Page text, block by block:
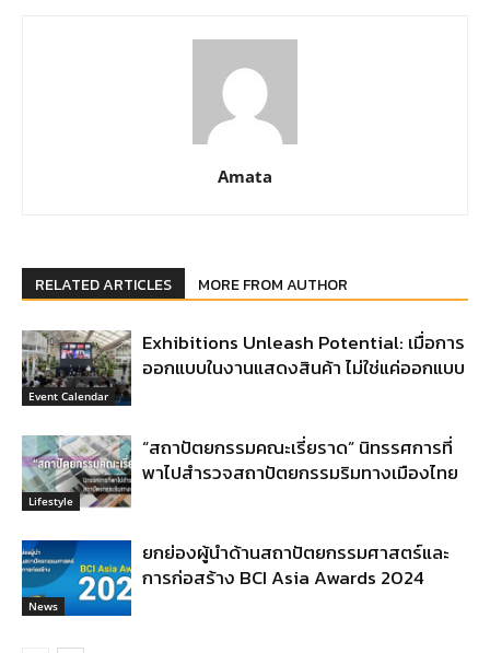
Amata
RELATED ARTICLES MORE FROM AUTHOR
Event Calendar
Exhibitions Unleash Potential: เมื่อการ
ออกแบบในงานแสดงสินค้า ไม่ใช่แค่ออกแบบ
Lifestyle
“สถาปัตยกรรมคณะเรี่ยราด” นิทรรศการที่
พาไปสำรวจสถาปัตยกรรมริมทางเมืองไทย
News
ยกย่องผู้นำด้านสถาปัตยกรรมศาสตร์และ
การก่อสร้าง BCI Asia Awards 2024